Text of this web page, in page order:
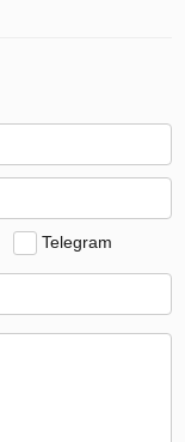
Telegram